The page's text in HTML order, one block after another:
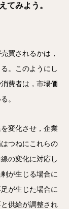
てみよう。
買されるかは，
。このようにし
費者は，市場価
。
変化させ，企業
つねにこれらの
の変化に対応し
が生じる場合に
が生じた場合に
供給が調整され